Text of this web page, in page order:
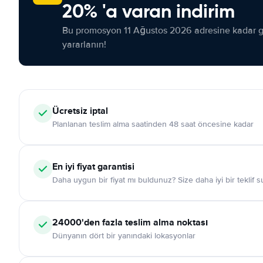
20% 'a varan indirim
Bu promosyon 11 Ağustos 2026 adresine kadar
yararlanın!
Ücretsiz iptal
Planlanan teslim alma saatinden 48 saat öncesine kadar
En iyi fiyat garantisi
Daha uygun bir fiyat mı buldunuz? Size daha iyi bir teklif
24000'den fazla teslim alma noktası
Dünyanın dört bir yanındaki lokasyonlar